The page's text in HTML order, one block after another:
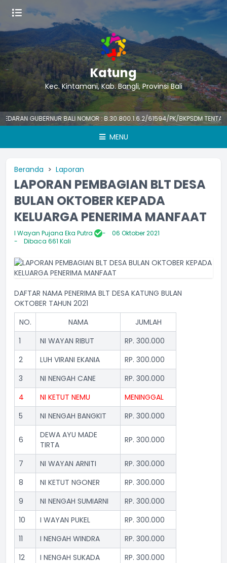
Katung
Kec. Kintamani, Kab. Bangli, Provinsi Bali
GUBERNUR BALI NOMOR : B.30.800.1.6.2/61594/PK/BKPSDM TENTANG
MENU
Beranda Laporan
LAPORAN PEMBAGIAN BLT DESA
BULAN OKTOBER KEPADA
KELUARGA PENERIMA MANFAAT
I Wayan Pujana Eka Putra
06 Oktober 2021
Dibaca 661 Kali
DAFTAR NAMA PENERIMA BLT DESA KATUNG BULAN
OKTOBER TAHUN 2021
NO.
NAMA
JUMLAH
1
NI WAYAN RIBUT
RP. 300.000
2
LUH VIRANI EKANIA
RP. 300.000
3
NI NENGAH CANE
RP. 300.000
4
NI KETUT NEMU
MENINGGAL
5
NI NENGAH BANGKIT RP. 300.000
6
DEWA AYU MADE
TIRTA
RP. 300.000
7 NI WAYAN ARNITI
RP. 300.000
8
NI KETUT NGONER
RP. 300.000
9
NI NENGAH SUMIARNI
RP. 300.000
10
I WAYAN PUKEL
RP. 300.000
11
I NENGAH WINDRA
RP. 300.000
12
I NENGAH SUKADA
RP. 300.000